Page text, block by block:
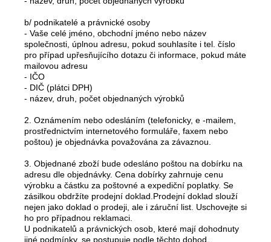
b/ podnikatelé a právnické osoby
- Vaše celé jméno, obchodní jméno nebo název
společnosti, úplnou adresu, pokud souhlasíte i tel. číslo
pro případ upřesňujícího dotazu či informace, pokud máte
mailovou adresu
- IČO
- DIČ (plátci DPH)
- název, druh, počet objednaných výrobků
2. Oznámením nebo odesláním (telefonicky, e -mailem,
prostřednictvím internetového formuláře, faxem nebo
poštou) je objednávka považována za závaznou.
3. Objednané zboží bude odesláno poštou na dobírku na
adresu dle objednávky. Cena dobírky zahrnuje cenu
výrobku a částku za poštovné a expediční poplatky. Se
zásilkou obdržíte prodejní doklad.Prodejní doklad slouží
nejen jako doklad o prodeji, ale i záruční list. Uschovejte si
ho pro případnou reklamaci.
U podnikatelů a právnických osob, které mají dohodnuty
jiné podmínky, se postupuje podle těchto dohod.